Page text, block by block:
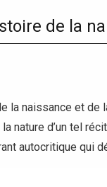
de la
la naissance et
d’un tel
autocritique qui